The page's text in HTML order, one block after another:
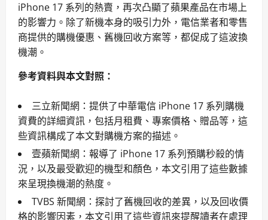
iPhone 17 系列的熱賣，再次凸顯了蘋果產品在市場上
的影響力。除了新機本身的吸引力外，電信業者和零售
商提供的購機優惠、舊機回收方案等，都促成了這波換
機潮。
參考資料與本文對照：
三立新聞網：提供了中華電信 iPhone 17 系列購機
資費的詳細資訊，包括月租費、專案價格、贈品等，這
些資訊構成了本文對購機方案的描述。
壹蘋新聞網：報導了 iPhone 17 系列預購秒殺的情
況，以及最受歡迎的機型和顏色，本文引用了這些數據
來呈現換機潮的熱度。
TVBS 新聞網：探討了舊機回收的差異，以及回收價
格的影響因素，本文引用了這些資訊來提醒讀者在處理